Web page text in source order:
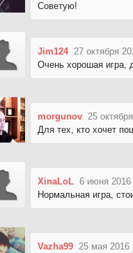
Советую!
Jim124 27 октября
Очень хорошая игра,
morgunov 25
Для тех, кто хочет
XinaLoL 6 июня 2016
Нормальная игра,
Vazha99 25 мая 2016